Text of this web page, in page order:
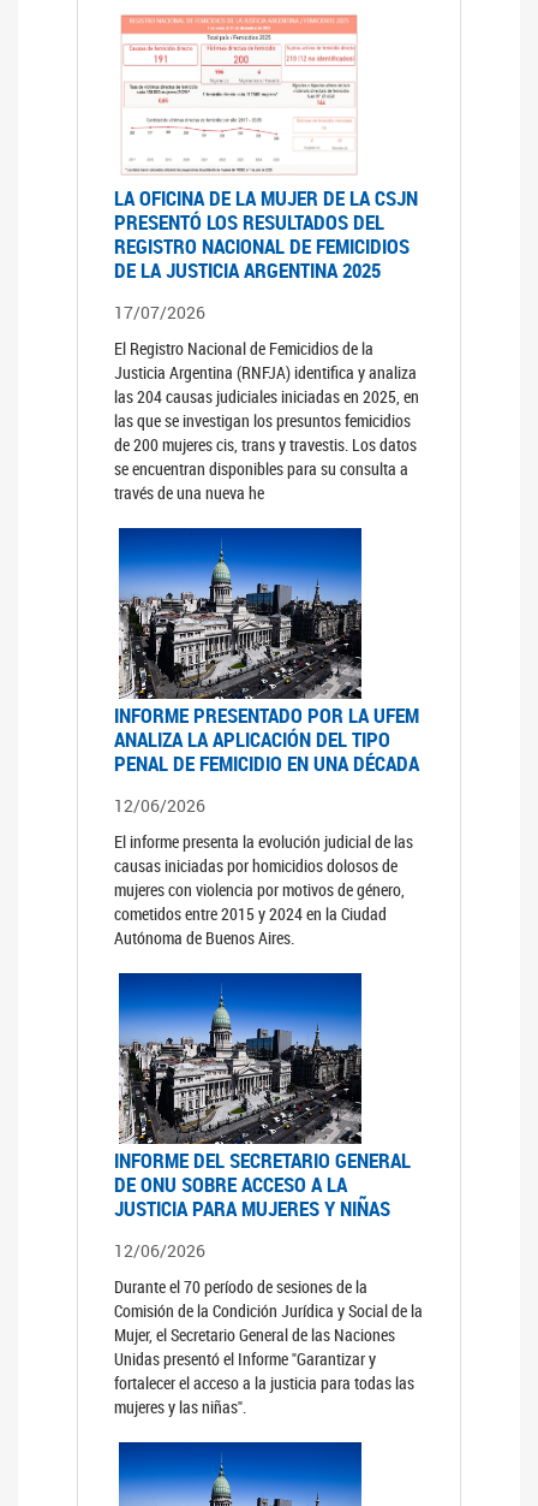
LA OFICINA DE LA MUJER DE LA CSJN
PRESENTÓ LOS RESULTADOS DEL
REGISTRO NACIONAL DE FEMICIDIOS
DE LA JUSTICIA ARGENTINA 2025
17/07/2026
El Registro Nacional de Femicidios de la
Justicia Argentina (RNFJA) identifica y analiza
las 204 causas judiciales iniciadas en 2025, en
las que se investigan los presuntos femicidios
de 200 mujeres cis, trans y travestis. Los datos
se encuentran disponibles para su consulta a
través de una nueva he
INFORME PRESENTADO POR LA UFEM
ANALIZA LA APLICACIÓN DEL TIPO
PENAL DE FEMICIDIO EN UNA DÉCADA
12/06/2026
El informe presenta la evolución judicial de las
causas iniciadas por homicidios dolosos de
mujeres con violencia por motivos de género,
cometidos entre 2015 y 2024 en la Ciudad
Autónoma de Buenos Aires.
INFORME DEL SECRETARIO GENERAL
DE ONU SOBRE ACCESO A LA
JUSTICIA PARA MUJERES Y NIÑAS
12/06/2026
Durante el 70 período de sesiones de la
Comisión de la Condición Jurídica y Social de la
Mujer, el Secretario General de las Naciones
Unidas presentó el Informe "Garantizar y
fortalecer el acceso a la justicia para todas las
mujeres y las niñas".